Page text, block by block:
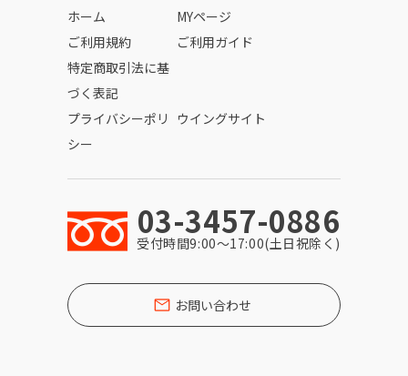
03-3457-0886
受付時間9:00〜17:00(土日祝除く)
お問い合わせ
ホーム
MYページ
ご利用規約
ご利用ガイド
特定商取引法に基
づく表記
プライバシーポリ
シー
ウイングサイト